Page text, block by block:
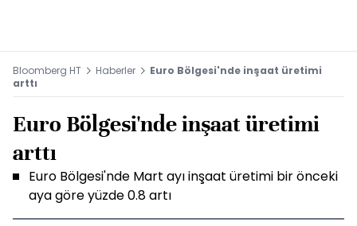
Bloomberg HT Haberler
Euro Bölgesi'nde inşaat üretimi
arttı
Euro Bölgesi'nde inşaat üretimi
arttı
Euro Bölgesi'nde Mart ayı inşaat üretimi bir önceki
aya göre yüzde 0.8 artı